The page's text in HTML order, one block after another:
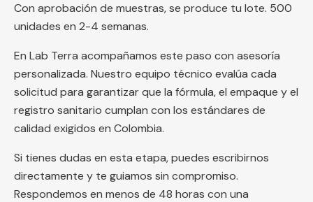
Con aprobación de muestras, se produce tu lote. 500
unidades en 2-4 semanas.
En Lab Terra acompañamos este paso con asesoría
personalizada. Nuestro equipo técnico evalúa cada
solicitud para garantizar que la fórmula, el empaque y el
registro sanitario cumplan con los estándares de
calidad exigidos en Colombia.
Si tienes dudas en esta etapa, puedes escribirnos
directamente y te guiamos sin compromiso.
Respondemos en menos de 48 horas con una